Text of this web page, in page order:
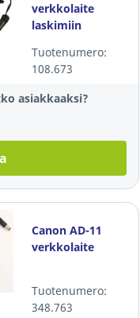
verkkolaite
laskimiin
Tuotenumero:
108.673
asiakkaaksi?
Canon AD-11
verkkolaite
Tuotenumero:
348.763